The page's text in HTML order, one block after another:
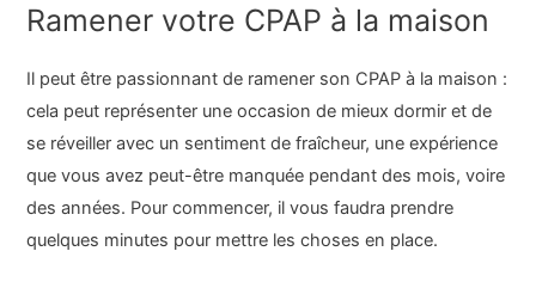
Ramener votre CPAP à la maison
Il peut être passionnant de ramener son CPAP à la maison :
cela peut représenter une occasion de mieux dormir et de
se réveiller avec un sentiment de fraîcheur, une expérience
que vous avez peut-être manquée pendant des mois, voire
des années. Pour commencer, il vous faudra prendre
quelques minutes pour mettre les choses en place.